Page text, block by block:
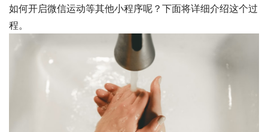
如何开启微信运动等其他小程序呢？下面将详细介绍这个过
程。